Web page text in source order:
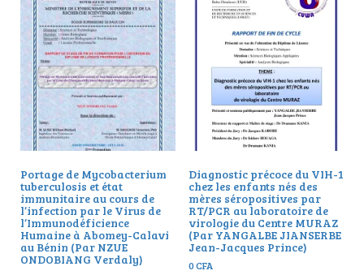
Portage de Mycobacterium
tuberculosis et état
immunitaire au cours de
l’infection par le Virus de
l’Immunodéficience
Humaine à Abomey-Calavi
au Bénin (Par NZUE
ONDOBIANG Verdaly)
Diagnostic précoce du VIH-1
chez les enfants nés des
mères séropositives par
RT/PCR au laboratoire de
virologie du Centre MURAZ
(Par YANGALBE JIANSERBE
Jean-Jacques Prince)
0CFA